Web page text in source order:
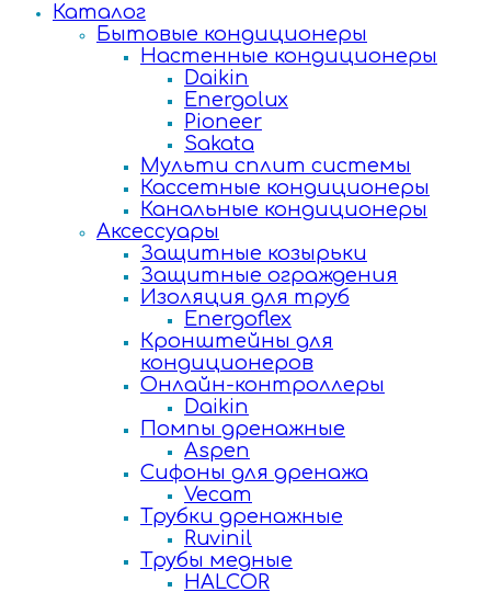
Каталог
Бытовые кондиционеры
Настенные кондиционеры
Daikin
Energolux
Pioneer
Sakata
Мульти сплит системы
Кассетные кондиционеры
Канальные кондиционеры
Аксессуары
Защитные козырьки
Защитные ограждения
Изоляция для труб
Energoflex
Кронштейны для
кондиционеров
Онлайн-контроллеры
Daikin
Помпы дренажные
Aspen
Сифоны для дренажа
Vecam
Трубки дренажные
Ruvinil
Трубы медные
HALCOR